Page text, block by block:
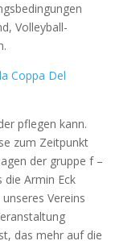
Volleyball-
Coppa Del
pflegen kann.
zum Zeitpunkt
der gruppe f –
die Armin Eck
Vereins
das mehr auf die